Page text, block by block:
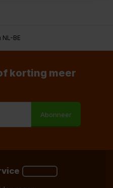
NL-BE
korting meer
Abonneer